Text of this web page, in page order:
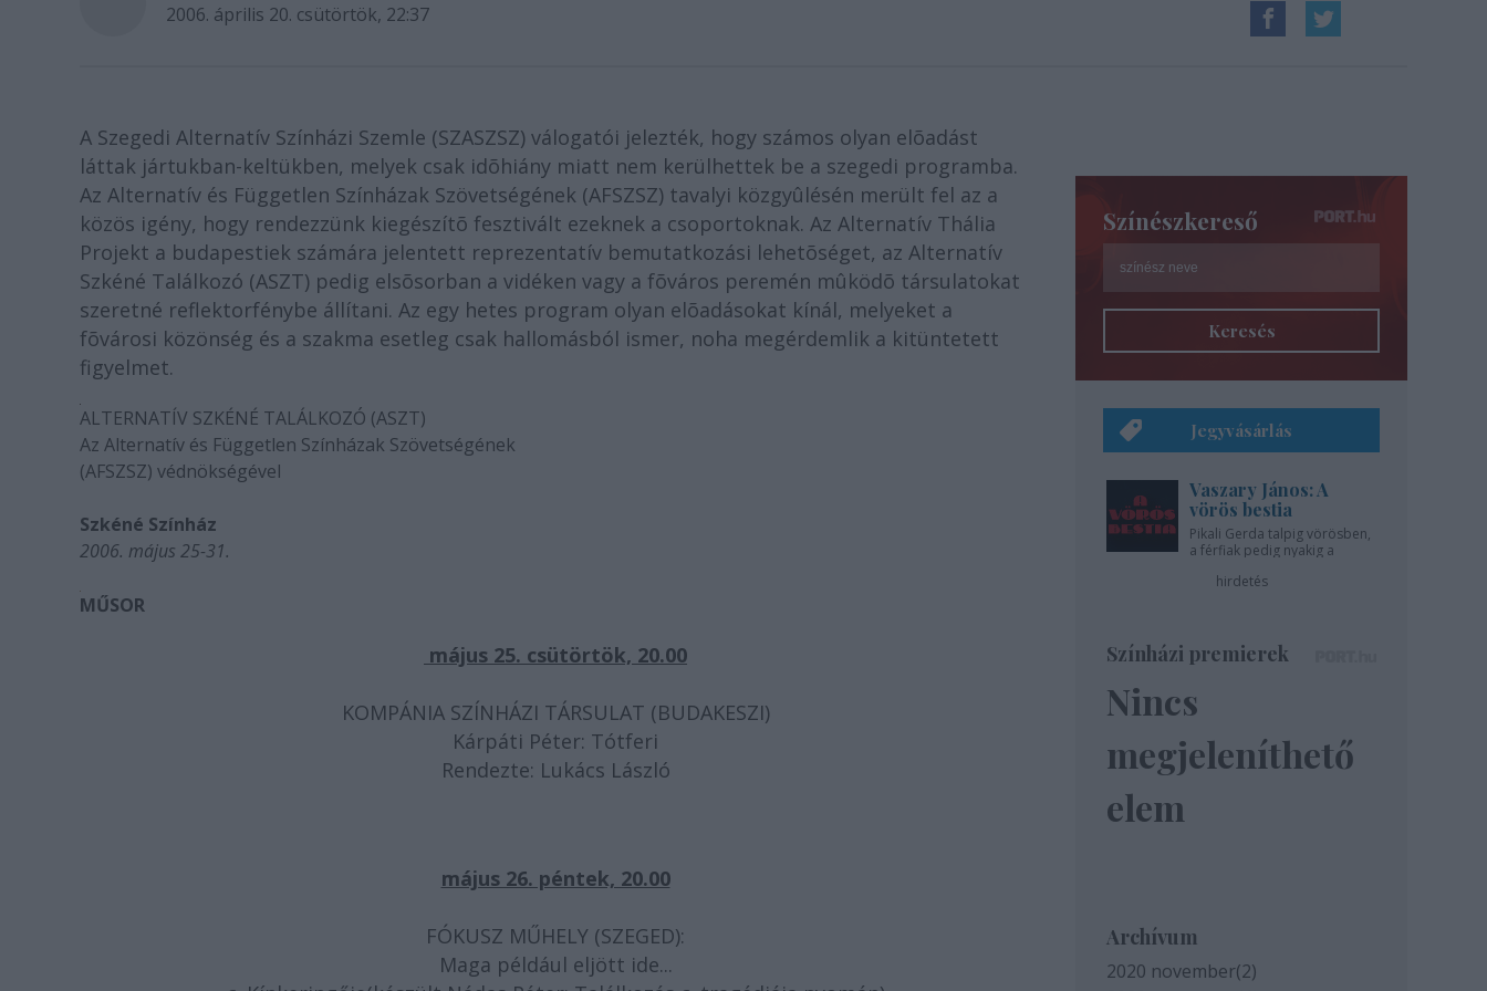
2006. április 20. csütörtök, 22:37
A Szegedi Alternatív Színházi Szemle (SZASZSZ) válogatói jelezték, hogy számos olyan elõadást
láttak jártukban-keltükben, melyek csak idõhiány miatt nem kerülhettek be a szegedi programba.
Az Alternatív és Független Színházak Szövetségének (AFSZSZ) tavalyi közgyûlésén merült fel az a
közös igény, hogy rendezzünk kiegészítõ fesztivált ezeknek a csoportoknak. Az Alternatív Thália
Projekt a budapestiek számára jelentett reprezentatív bemutatkozási lehetõséget, az Alternatív
Szkéné Találkozó (ASZT) pedig elsõsorban a vidéken vagy a fõváros peremén mûködõ társulatokat
szeretné reflektorfénybe állítani. Az egy hetes program olyan elõadásokat kínál, melyeket a
fõvárosi közönség és a szakma esetleg csak hallomásból ismer, noha megérdemlik a kitüntetett
figyelmet.
ALTERNATÍV SZKÉNÉ TALÁLKOZÓ (ASZT)
Az Alternatív és Független Színházak Szövetségének
(AFSZSZ) védnökségével
Szkéné Színház
2006. május 25-31.
MŰSOR
május 25. csütörtök, 20.00
KOMPÁNIA SZÍNHÁZI TÁRSULAT (BUDAKESZI)
Kárpáti Péter: Tótferi
Rendezte: Lukács László
május 26. péntek, 20.00
FÓKUSZ MŰHELY (SZEGED):
Maga például eljött ide...
Színészkereső
Keresés
Jegyvásárlás
Vaszary János: A
vörös bestia
Pikali Gerda talpig vörösben,
a férfiak pedig nyakig a
hirdetés
Színházi premierek
Nincs
megjeleníthető
elem
Archívum
2020 november(2)